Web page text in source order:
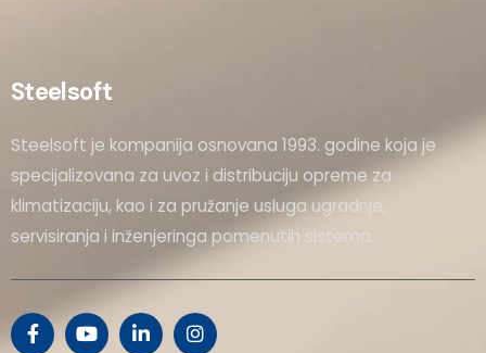
Steelsoft
Steelsoft je kompanija osnovana 1993. godine koja je
specijalizovana za uvoz i distribuciju opreme za
klimatizaciju, kao i za pružanje usluga ugradnje,
servisiranja i inženjeringa pomenutih sistema.